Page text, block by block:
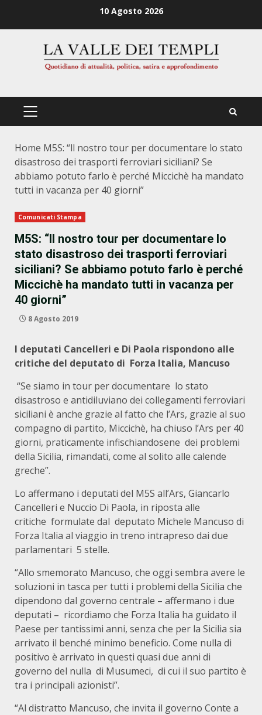
10 Agosto 2026
PRIMÄRES
Home M5S: “ll nostro tour per documentare lo stato
disastroso dei trasporti ferroviari siciliani? Se
abbiamo potuto farlo è perché Miccichè ha mandato
tutti in vacanza per 40 giorni”
Comunicati Stampa
M5S: “ll nostro tour per documentare lo
stato disastroso dei trasporti ferroviari
siciliani? Se abbiamo potuto farlo è perché
Miccichè ha mandato tutti in vacanza per
40 giorni”
8 Agosto 2019
I deputati Cancelleri e Di Paola rispondono alle
critiche del deputato di Forza Italia, Mancuso
“Se siamo in tour per documentare lo stato
disastroso e antidiluviano dei collegamenti ferroviari
siciliani è anche grazie al fatto che l’Ars, grazie al suo
compagno di partito, Miccichè, ha chiuso l’Ars per 40
giorni, praticamente infischiandosene dei problemi
della Sicilia, rimandati, come al solito alle calende
greche”.
Lo affermano i deputati del M5S all’Ars, Giancarlo
Cancelleri e Nuccio Di Paola, in riposta alle
critiche formulate dal deputato Michele Mancuso di
Forza Italia al viaggio in treno intrapreso dai due
parlamentari 5 stelle.
“Allo smemorato Mancuso, che oggi sembra avere le
soluzioni in tasca per tutti i problemi della Sicilia che
dipendono dal governo centrale – affermano i due
deputati – ricordiamo che Forza Italia ha guidato il
Paese per tantissimi anni, senza che per la Sicilia sia
arrivato il benché minimo beneficio. Come nulla di
positivo è arrivato in questi quasi due anni di
governo del nulla di Musumeci, di cui il suo partito è
tra i principali azionisti”.
“Al distratto Mancuso, che invita il governo Conte a